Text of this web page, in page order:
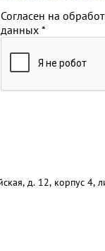
Согласен на
данных *
д. 12, корпус 4,